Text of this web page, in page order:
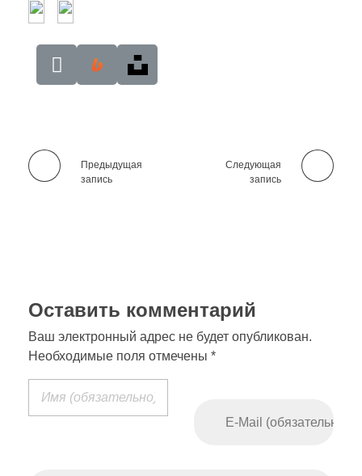
Предыдущая
запись
Следующая
запись
Оставить комментарий
Ваш электронный адрес не будет опубликован.
Необходимые поля отмечены *